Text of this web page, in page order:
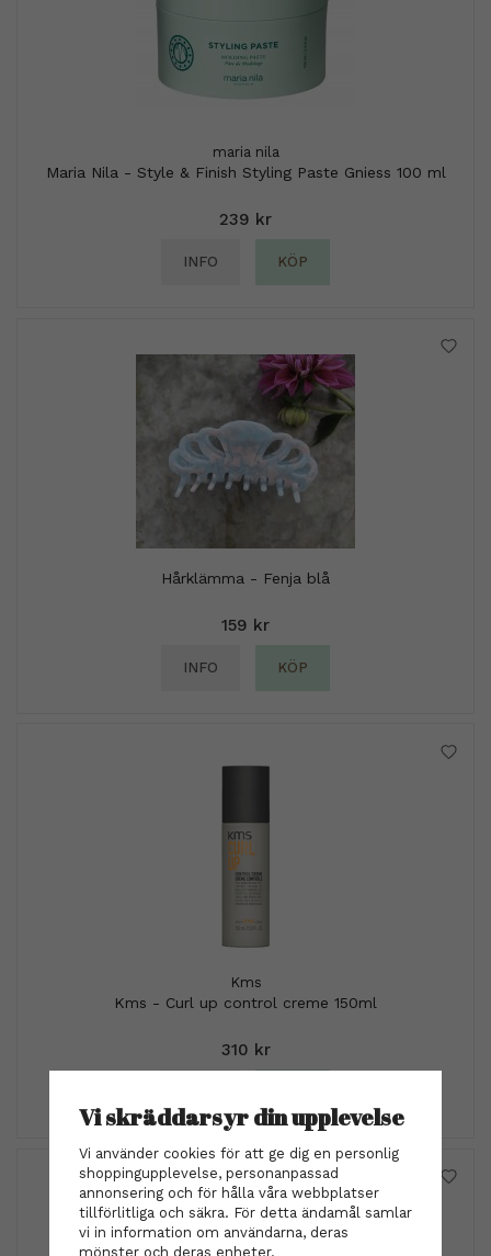
maria nila
Maria Nila - Style & Finish Styling Paste Gniess 100 ml
239 kr
INFO KÖP
Hårklämma - Fenja blå
159 kr
INFO KÖP
Kms
Kms - Curl up control creme 150ml
310 kr
Vi skräddarsyr din upplevelse
Vi använder cookies för att ge dig en personlig
shoppingupplevelse, personanpassad
annonsering och för hålla våra webbplatser
tillförlitliga och säkra. För detta ändamål samlar
vi in information om användarna, deras
mönster och deras enheter.